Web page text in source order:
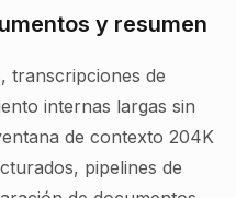
y resumen
transcripciones de
internas largas sin
de contexto 204K
pipelines de